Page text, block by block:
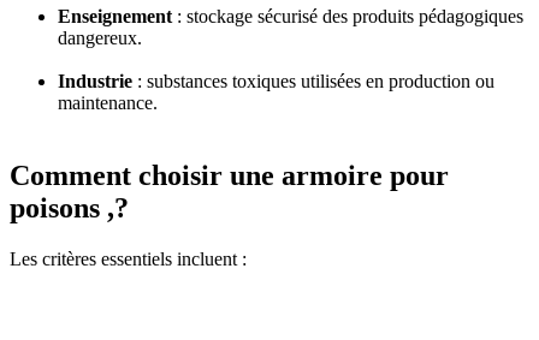
Enseignement : stockage sécurisé des produits pédagogiques
dangereux.
Industrie : substances toxiques utilisées en production ou
maintenance.
Comment choisir une armoire pour
poisons ,?
Les critères essentiels incluent :